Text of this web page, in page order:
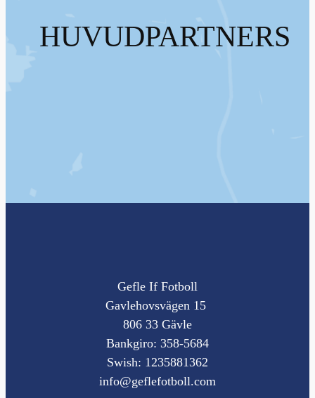
HUVUDPARTNERS
Gefle If Fotboll
Gavlehovsvägen 15
806 33 Gävle
Bankgiro: 358-5684
Swish: 1235881362
info@geflefotboll.com